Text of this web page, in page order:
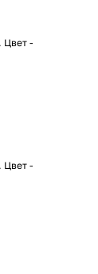
Цвет -
Цвет -